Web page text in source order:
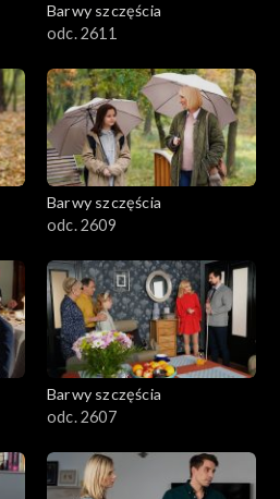
Barwy szczęścia
odc. 2611
Barwy szczęścia
odc. 2609
Barwy szczęścia
odc. 2607